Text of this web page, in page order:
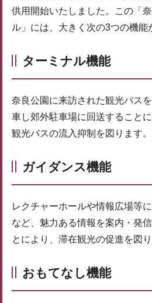
供用開始いたしました。この「
ル」には、大きく次の3つの機能
ターミナル機能
奈良公園に来訪された観光バス
車し郊外駐車場に回送すること
観光バスの流入抑制を図ります。
ガイダンス機能
レクチャーホールや情報広場等
など、魅力ある情報を案内・発
とにより、滞在観光の促進を図り
おもてなし機能